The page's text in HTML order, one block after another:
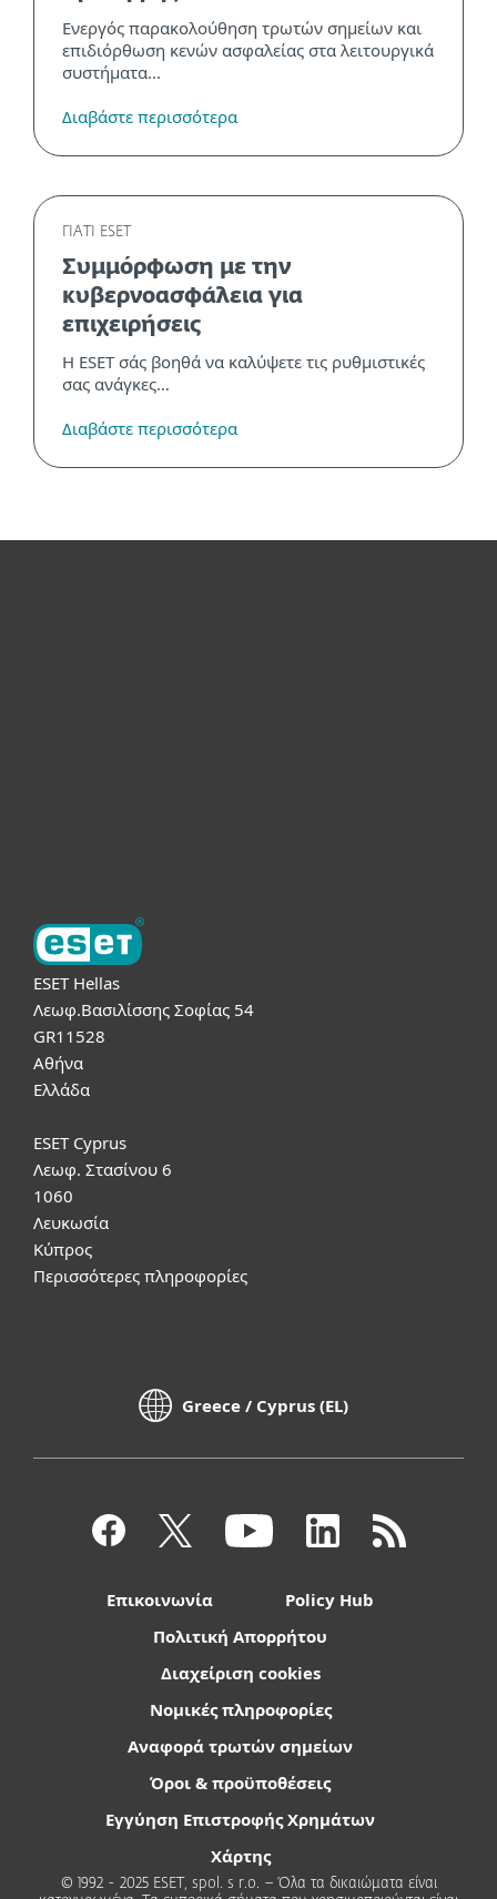
Ενεργός παρακολούθηση τρωτών σημείων και
επιδιόρθωση κενών ασφαλείας στα λειτουργικά
συστήματα...
Διαβάστε περισσότερα
ΓΙΑΤΙ ESET
Συμμόρφωση με την
κυβερνοασφάλεια για
επιχειρήσεις
Η ESET σάς βοηθά να καλύψετε τις ρυθμιστικές
σας ανάγκες…
Διαβάστε περισσότερα
ESET Hellas
Λεωφ.Βασιλίσσης Σοφίας 54
GR11528
Αθήνα
Ελλάδα
ESET Cyprus
Λεωφ. Στασίνου 6
1060
Λευκωσία
Κύπρος
Περισσότερες πληροφορίες
Greece / Cyprus (EL)
Επικοινωνία
Policy Hub
Πολιτική Απορρήτου
Διαχείριση cookies
Νομικές πληροφορίες
Αναφορά τρωτών σημείων
Όροι & προϋποθέσεις
Εγγύηση Επιστροφής Χρημάτων
Χάρτης
© 1992 - 2025 ESET, spol. s r.o. – Όλα τα δικαιώματα είναι